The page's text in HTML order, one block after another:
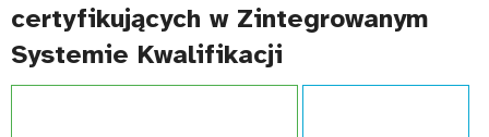
certyfikujących w Zintegrowanym
Systemie Kwalifikacji